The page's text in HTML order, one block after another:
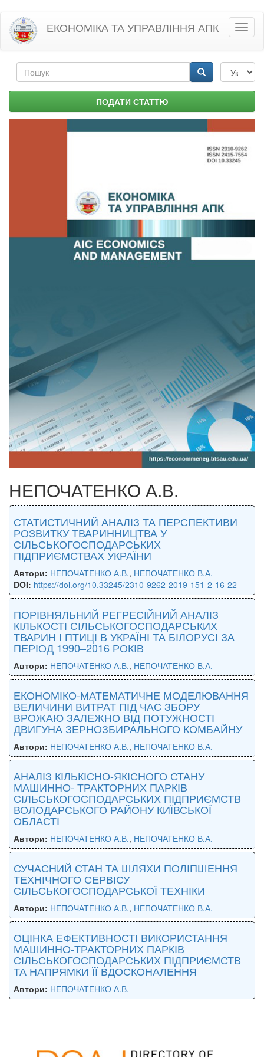
Перейти
основного
матеріалу
ЕКОНОМІКА ТА УПРАВЛІННЯ АПК
Пошукова
форма ПОДАТИ СТАТТЮ
НЕПОЧАТЕНКО А.В.
СТАТИСТИЧНИЙ АНАЛІЗ ТА ПЕРСПЕКТИВИ
РОЗВИТКУ ТВАРИННИЦТВА У
СІЛЬСЬКОГОСПОДАРСЬКИХ
ПІДПРИЄМСТВАХ УКРАЇНИ
Автори: НЕПОЧАТЕНКО А.В., НЕПОЧАТЕНКО В.А.
DOI: https://doi.org/10.33245/2310-9262-2019-151-2-16-22
ПОРІВНЯЛЬНИЙ РЕГРЕСІЙНИЙ АНАЛІЗ
КІЛЬКОСТІ СІЛЬСЬКОГОСПОДАРСЬКИХ
ТВАРИН І ПТИЦІ В УКРАЇНІ ТА БІЛОРУСІ ЗА
ПЕРІОД 1990–2016 РОКІВ
Автори: НЕПОЧАТЕНКО А.В., НЕПОЧАТЕНКО В.А.
ЕКОНОМІКО-МАТЕМАТИЧНЕ МОДЕЛЮВАННЯ
ВЕЛИЧИНИ ВИТРАТ ПІД ЧАС ЗБОРУ
ВРОЖАЮ ЗАЛЕЖНО ВІД ПОТУЖНОСТІ
ДВИГУНА ЗЕРНОЗБИРАЛЬНОГО КОМБАЙНУ
Автори: НЕПОЧАТЕНКО А.В., НЕПОЧАТЕНКО В.А.
АНАЛІЗ КІЛЬКІСНО-ЯКІСНОГО СТАНУ
МАШИННО- ТРАКТОРНИХ ПАРКІВ
СІЛЬСЬКОГОСПОДАРСЬКИХ ПІДПРИЄМСТВ
ВОЛОДАРСЬКОГО РАЙОНУ КИЇВСЬКОЇ
ОБЛАСТІ
Автори: НЕПОЧАТЕНКО А.В., НЕПОЧАТЕНКО В.А.
СУЧАСНИЙ СТАН ТА ШЛЯХИ ПОЛІПШЕННЯ
ТЕХНІЧНОГО СЕРВІСУ
СІЛЬСЬКОГОСПОДАРСЬКОЇ ТЕХНІКИ
Автори: НЕПОЧАТЕНКО А.В., НЕПОЧАТЕНКО В.А.
ОЦІНКА ЕФЕКТИВНОСТІ ВИКОРИСТАННЯ
МАШИННО-ТРАКТОРНИХ ПАРКІВ
СІЛЬСЬКОГОСПОДАРСЬКИХ ПІДПРИЄМСТВ
ТА НАПРЯМКИ ЇЇ ВДОСКОНАЛЕННЯ
Автори: НЕПОЧАТЕНКО А.В.